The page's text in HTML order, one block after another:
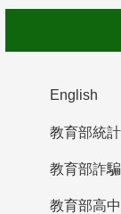
English
教育部詐